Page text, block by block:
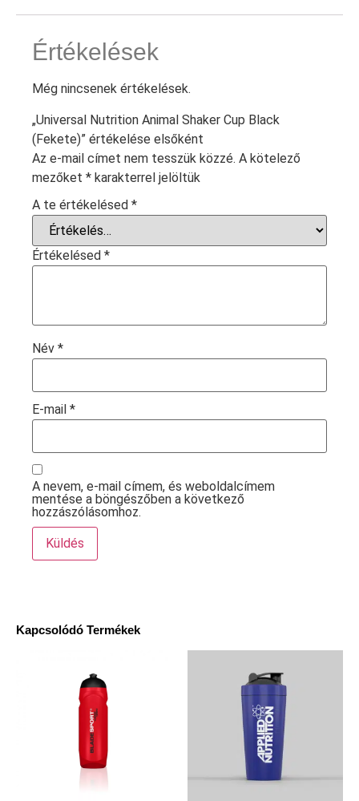
Kapcsolódó Termékek
Értékelések
Még nincsenek értékelések.
„Universal Nutrition Animal Shaker Cup Black
(Fekete)” értékelése elsőként
Az e-mail címet nem tesszük közzé. A kötelező
mezőket * karakterrel jelöltük
A te értékelésed *
Értékelésed *
Név *
E-mail *
A nevem, e-mail címem, és weboldalcímem
mentése a böngészőben a következő
hozzászólásomhoz.